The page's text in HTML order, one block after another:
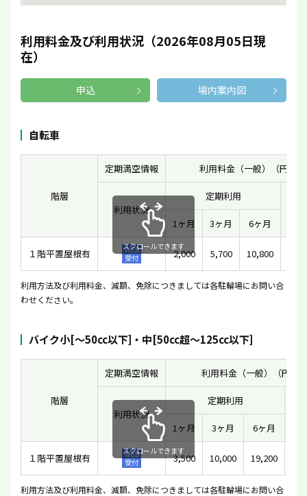
利用料金及び利用状況（2026年08月05日現
在）
申込 場内案内図
自転車
階層
定期満空情報 利用料金（一般）（円）
利用状況
定期利用
1ヶ月
3ヶ月 6ヶ月
１階平置屋根有
WEB
受付
2,000 5,700 10,800
スクロールできます
利用方法及び利用料金、減額、免除につきましては各駐輪場にお問い合
わせください。
バイク小[〜50cc以下]・中[50cc超〜125cc以下]
階層
定期満空情報 利用料金（一般）（円）
利用状況
定期利用
1ヶ月
3ヶ月 6ヶ月
１階平置屋根有
WEB
受付
3,500 10,000 19,200
スクロールできます
利用方法及び利用料金、減額、免除につきましては各駐輪場にお問い合